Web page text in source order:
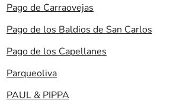
Pago de Carraovejas
Pago de los Baldios de San Carlos
Pago de los Capellanes
Parqueoliva
PAUL & PIPPA